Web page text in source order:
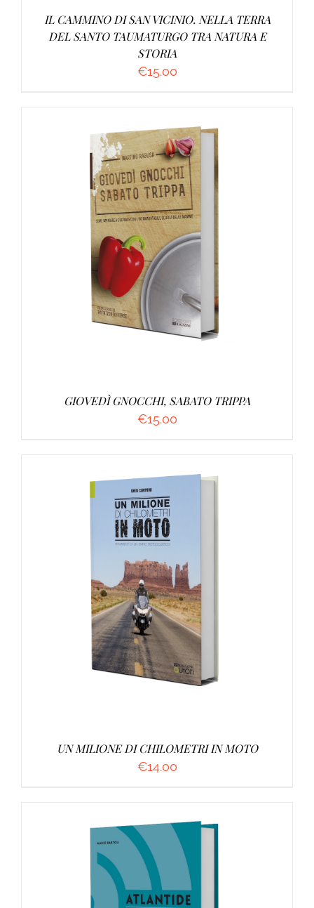
IL CAMMINO DI SAN VICINIO. NELLA TERRA
DEL SANTO TAUMATURGO TRA NATURA E
STORIA
€15.00
AGGIUNGI AL CARRELLO /
GIOVEDÌ GNOCCHI, SABATO TRIPPA
€15.00
AGGIUNGI AL CARRELLO /
UN MILIONE DI CHILOMETRI IN MOTO
€14.00